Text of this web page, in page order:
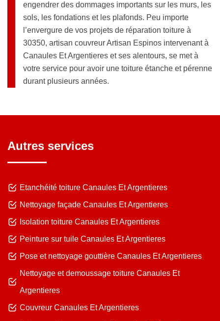
engendrer des dommages importants sur les murs, les
sols, les fondations et les plafonds. Peu importe
l’envergure de vos projets de réparation toiture à
30350, artisan couvreur Artisan Espinos intervenant à
Canaules Et Argentieres et ses alentours, se met à
votre service pour avoir une toiture étanche et pérenne
durant plusieurs années.
Autres services
Etanchéité toiture Canaules Et Argentieres
Nettoyage façade Canaules Et Argentieres
Isolation toiture Canaules Et Argentieres
Peinture sur tuile Canaules Et Argentieres
Pose et nettoyage gouttière Canaules Et Argentieres
Nettoyage et demoussage toiture Canaules Et
Argentieres
Couvreur Canaules Et Argentieres